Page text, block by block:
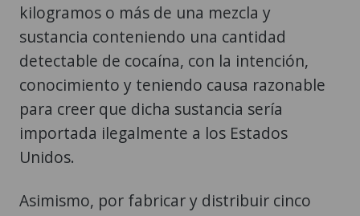
kilogramos o más de una mezcla y
sustancia conteniendo una cantidad
detectable de cocaína, con la intención,
conocimiento y teniendo causa razonable
para creer que dicha sustancia sería
importada ilegalmente a los Estados
Unidos.
Asimismo, por fabricar y distribuir cinco